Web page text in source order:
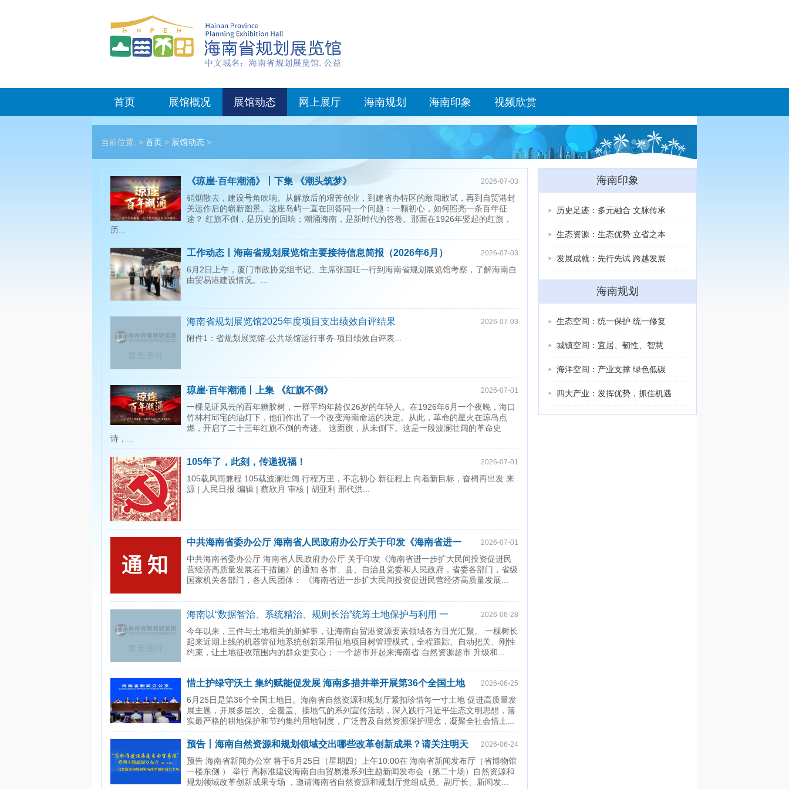
首页 展馆概况 展馆动态 网上展厅 海南规划 海南印象 视频欣赏
当前位置: > 首页 > 展馆动态 >
海南印象
历史足迹：多元融合 文脉传承
生态资源：生态优势 立省之本
发展成就：先行先试 跨越发展
海南规划
生态空间：统一保护 统一修复
城镇空间：宜居、韧性、智慧
海洋空间：产业支撑 绿色低碳
四大产业：发挥优势，抓住机遇
《琼崖·百年潮涌》丨下集 《潮头筑梦》 2026-07-03
硝烟散去，建设号角吹响。从解放后的艰苦创业，到建省办特区的敢闯敢试，再到自贸港封
关运作后的崭新图景。这座岛屿一直在回答同一个问题：一颗初心，如何照亮一条百年征
途？ 红旗不倒，是历史的回响；潮涌海南，是新时代的答卷。那面在1926年竖起的红旗，
历...
工作动态丨海南省规划展览馆主要接待信息简报（2026年6月） 2026-07-03
6月2日上午，厦门市政协党组书记、主席张国旺一行到海南省规划展览馆考察，了解海南自
由贸易港建设情况。...
海南省规划展览馆2025年度项目支出绩效自评结果 2026-07-03
附件1：省规划展览馆-公共场馆运行事务-项目绩效自评表...
琼崖·百年潮涌丨上集 《红旗不倒》 2026-07-01
一棵见证风云的百年糖胶树，一群平均年龄仅26岁的年轻人。在1926年6月一个夜晚，海口
竹林村邱宅的油灯下，他们作出了一个改变海南命运的决定。从此，革命的星火在琼岛点
燃，开启了二十三年红旗不倒的奇迹。 这面旗，从未倒下。这是一段波澜壮阔的革命史
诗，...
105年了，此刻，传递祝福！ 2026-07-01
105载风雨兼程 105载波澜壮阔 行程万里，不忘初心 新征程上 向着新目标，奋楫再出发 来
源 | 人民日报 编辑 | 蔡欣月 审核 | 胡亚利 邢代洪...
中共海南省委办公厅 海南省人民政府办公厅关于印发《海南省进一
步扩大民间投资促进民营经济高质量发展若干
2026-07-01
中共海南省委办公厅 海南省人民政府办公厅 关于印发《海南省进一步扩大民间投资促进民
营经济高质量发展若干措施》的通知 各市、县、自治县党委和人民政府，省委各部门，省级
国家机关各部门，各人民团体： 《海南省进一步扩大民间投资促进民营经济高质量发展...
海南以“数据智治、系统精治、规则长治”统筹土地保护与利用 一
张“智慧网”，管好自贸港每寸土地
2026-06-28
今年以来，三件与土地相关的新鲜事，让海南自贸港资源要素领域各方目光汇聚。 一棵树长
起来近期上线的机器管征地系统创新采用征地项目树管理模式，全程跟踪、自动把关、刚性
约束，让土地征收范围内的群众更安心； 一个超市开起来海南省 自然资源超市 升级和...
惜土护绿守沃土 集约赋能促发展 海南多措并举开展第36个全国土地
日系列宣传活动
2026-06-25
6月25日是第36个全国土地日。海南省自然资源和规划厅紧扣珍惜每一寸土地 促进高质量发
展主题，开展多层次、全覆盖、接地气的系列宣传活动，深入践行习近平生态文明思想，落
实最严格的耕地保护和节约集约用地制度，广泛普及自然资源保护理念，凝聚全社会惜土...
预告丨海南自然资源和规划领域交出哪些改革创新成果？请关注明天
上午这场发布会→
2026-06-24
预告 海南省新闻办公室 将于6月25日（星期四）上午10:00在 海南省新闻发布厅（省博物馆
一楼东侧 ） 举行 高标准建设海南自由贸易港系列主题新闻发布会（第二十场）自然资源和
规划领域改革创新成果专场 ，邀请海南省自然资源和规划厅党组成员、副厅长、新闻发...